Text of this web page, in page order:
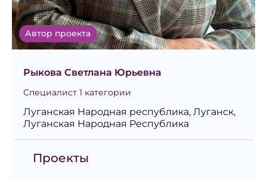
Автор проекта
Рыкова Светлана Юрьевна
Специалист 1 категории
Луганская Народная республика, Луганск,
Луганская Народная Республика
Проекты